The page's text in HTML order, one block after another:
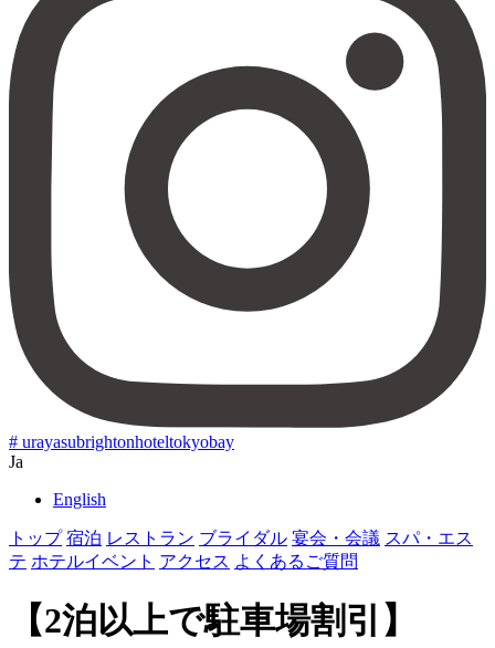
# urayasubrightonhoteltokyobay
Ja
English
トップ 宿泊 レストラン ブライダル 宴会・会議 スパ・エス
テ ホテルイベント アクセス よくあるご質問
【2泊以上で駐車場割引】